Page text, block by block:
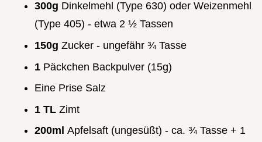
300g Dinkelmehl (Type 630) oder Weizenmehl
(Type 405) - etwa 2 ½ Tassen
150g Zucker - ungefähr ¾ Tasse
1 Päckchen Backpulver (15g)
Eine Prise Salz
1 TL Zimt
200ml Apfelsaft (ungesüßt) - ca. ¾ Tasse + 1